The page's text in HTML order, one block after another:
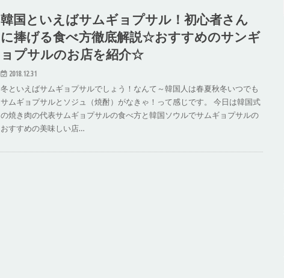
韓国といえばサムギョプサル！初心者さん
に捧げる食べ方徹底解説☆おすすめのサンギ
ョプサルのお店を紹介☆
2018.12.31
冬といえばサムギョプサルでしょう！なんて～韓国人は春夏秋冬いつでも
サムギョプサルとソジュ（焼酎）がなきゃ！って感じです。 今日は韓国式
の焼き肉の代表サムギョプサルの食べ方と韓国ソウルでサムギョプサルの
おすすめの美味しい店…